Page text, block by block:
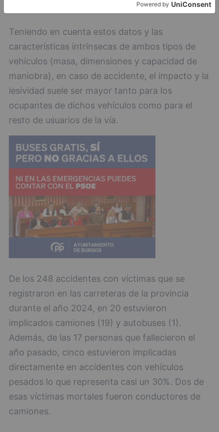
Teniendo en cuenta estos datos y las
características intrínsecas de ambos tipos de
vehículos (masa, dimensiones y capacidad de
maniobra), en caso de accidente, el impacto y la
lesividad suele ser mayor tanto para los
ocupantes de dichos vehículos como para el
resto de usuarios de la vía.
De los 248 accidentes con víctimas que se
registraron en las carreteras de la provincia
durante el año 2024, en 20 estuvieron
implicados camiones (19) y autobuses (1).
Además, de las 17 personas que fallecieron el
año pasado, cinco estuvieron implicadas
directamente en accidentes con vehículos
pesados lo que representa casi un 30%. Dos de
esas víctimas mortales fueron conductores de
camiones.